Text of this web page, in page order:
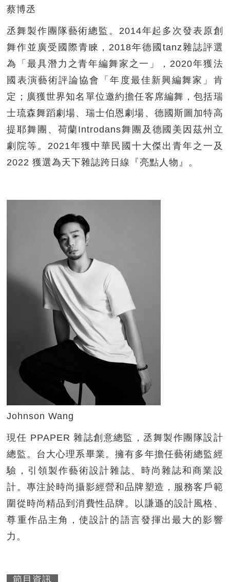
蔡博丞
丞舞製作團隊藝術總監。2014年起多次發表原創
舞作並廣受國際青睞，2018年德國tanz雜誌評選
為「最具潛力之青年編舞家之一」，2020年獲法
國表演藝術評論協會「年度最佳新興編舞家」肯
定；廣獲世界知名單位邀約擔任客席編舞，包括瑞
士琉森舞蹈劇場、瑞士伯恩劇場、德國斯圖加特高
提耶舞團、荷蘭Introdans舞團及德國美因茲州立
劇院等。2021年獲中華民國十大傑出青年之一及
2022 獲選為天下雜誌跨日線『亮點人物』。
Johnson Wang
現任 PPAPER 雜誌創意總監，丞舞製作團隊設計
總監。台大心理系畢業。擁有多年擔任藝術總監經
驗，引領製作藝術設計雜誌、時尚雜誌和商業設
計。專注於時尚攝影經營和品牌塑造，服務客戶範
圍從時尚精品到消費性品牌。以謙遜的設計風格、
尊重作品主角，使設計的語言發揮出最大的影響
力。
節目資訊